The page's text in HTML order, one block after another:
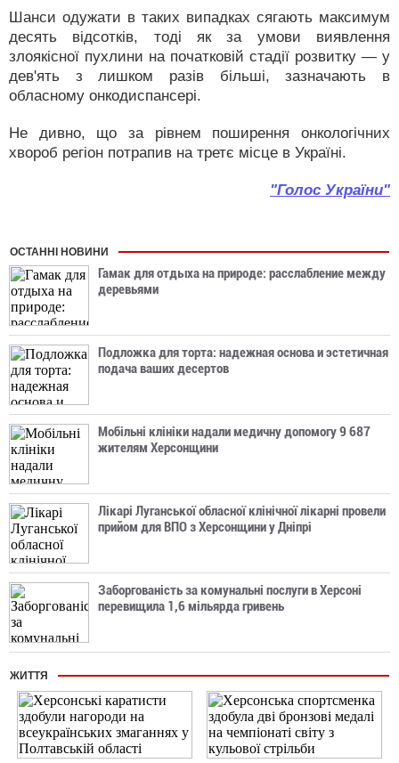
Шанси одужати в таких випадках сягають максимум
десять відсотків, тоді як за умови виявлення
злоякісної пухлини на початковій стадії розвитку — у
дев'ять з лишком разів більші, зазначають в
обласному онкодиспансері.
Не дивно, що за рівнем поширення онкологічних
хвороб регіон потрапив на третє місце в Україні.
"Голос України"
ОСТАННІ НОВИНИ
Гамак для отдыха на природе: расслабление между
деревьями
Подложка для торта: надежная основа и эстетичная
подача ваших десертов
Мобільні клініки надали медичну допомогу 9 687
жителям Херсонщини
Лікарі Луганської обласної клінічної лікарні провели
прийом для ВПО з Херсонщини у Дніпрі
Заборгованість за комунальні послуги в Херсоні
перевищила 1,6 мільярда гривень
ЖИТТЯ